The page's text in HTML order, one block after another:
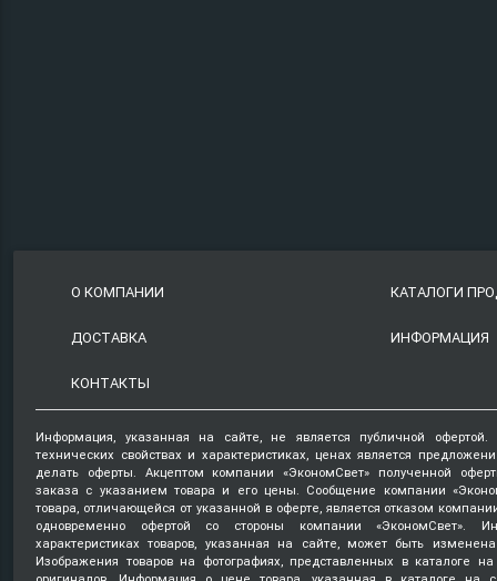
О КОМПАНИИ КАТАЛОГИ
ДОСТАВКА ИНФОРМАЦИЯ
КОНТАКТЫ
Информация, указанная на сайте, не является публичной
технических свойствах и характеристиках, ценах является
делать оферты. Акцептом компании «ЭкономСвет» полученной
заказа с указанием товара и его цены. Сообщение компании
товара, отличающейся от указанной в оферте, является отказом
одновременно офертой со стороны компании «ЭкономСвет».
характеристиках товаров, указанная на сайте, может быть
Изображения товаров на фотографиях, представленных в каталоге на